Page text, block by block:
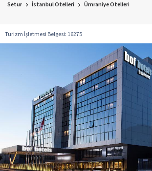
Setur İstanbul Otelleri Ümraniye Otelleri
Turizm İşletmesi Belgesi: 16275